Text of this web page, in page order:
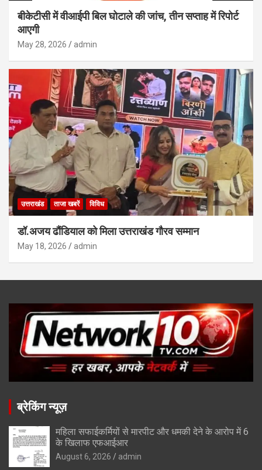
बीकेटीसी में वीआईपी बिल घोटाले की जांच, तीन सप्ताह में रिपोर्ट
आएगी
May 28, 2026 admin
उत्तराखंड ताजा खबरें विविध
डॉ.अजय ढौंडियाल को मिला उत्तराखंड गौरव सम्मान
May 18, 2026 admin
ब्रेकिंग न्यूज़
महिला सफाईकर्मियों से मारपीट और धमकी देने के आरोप में 6
के खिलाफ एफआईआर
August 6, 2026 admin